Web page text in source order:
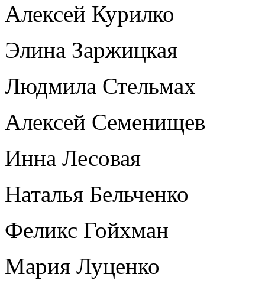
Алексей Курилко
Элина Заржицкая
Людмила Стельмах
Алексей Семенищев
Инна Лесовая
Наталья Бельченко
Феликс Гойхман
Мария Луценко